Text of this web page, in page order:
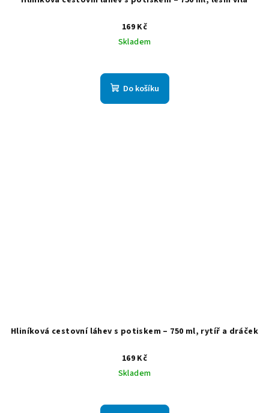
169 Kč
Skladem
Do košíku
Hliníková cestovní láhev s potiskem – 750 ml, rytíř a dráček
169 Kč
Skladem